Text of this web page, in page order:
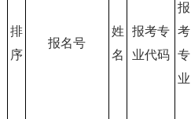
排
序
报名号
姓
名
报考专
业代码
报
考
专
业